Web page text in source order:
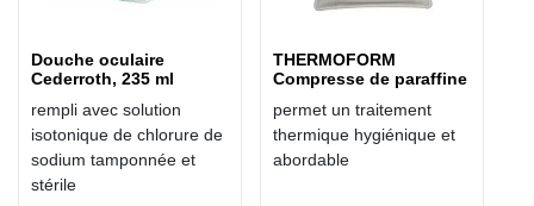
Douche oculaire
Cederroth, 235 ml
rempli avec solution
isotonique de chlorure de
sodium tamponnée et
stérile
THERMOFORM
Compresse de paraffine
permet un traitement
thermique hygiénique et
abordable